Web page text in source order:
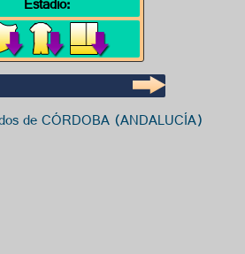
Estadio:
de CÓRDOBA (ANDALUCÍA)